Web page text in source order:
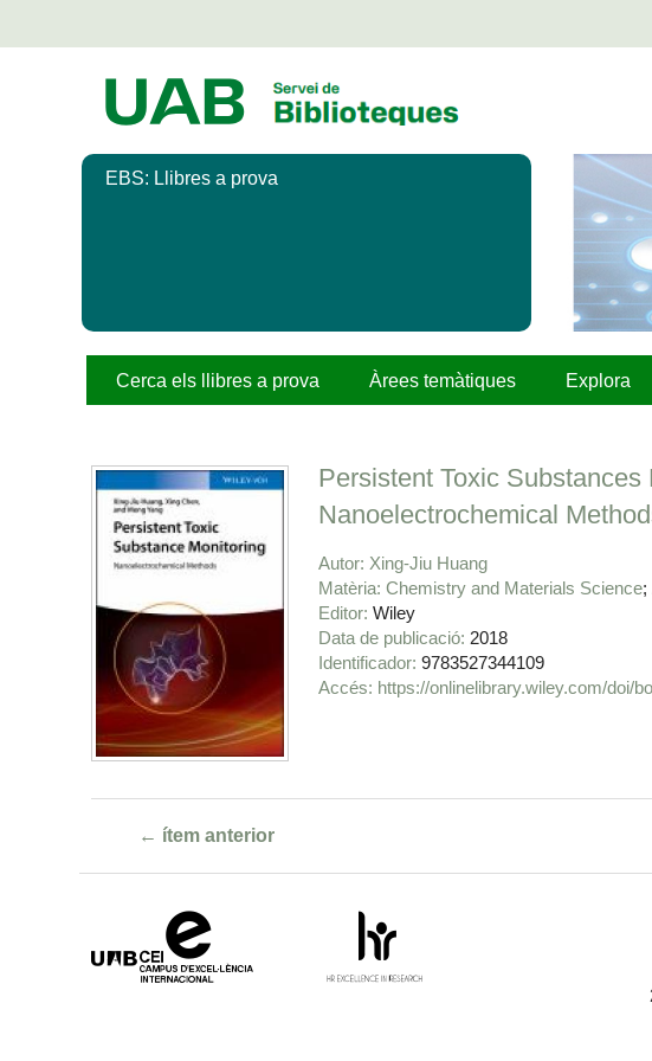
EBS: Llibres a prova
Cerca els llibres a prova Àrees temàtiques Explora
Persistent Toxic Substances
Nanoelectrochemical
Autor Xing-Jiu Huang
Matèria Chemistry and Materials Science
Editor Wiley
Data de publicació 2018
Identificador 9783527344109
https://onlinelibrary.wiley.com/doi/
← ítem anterior
d'Excel·lència